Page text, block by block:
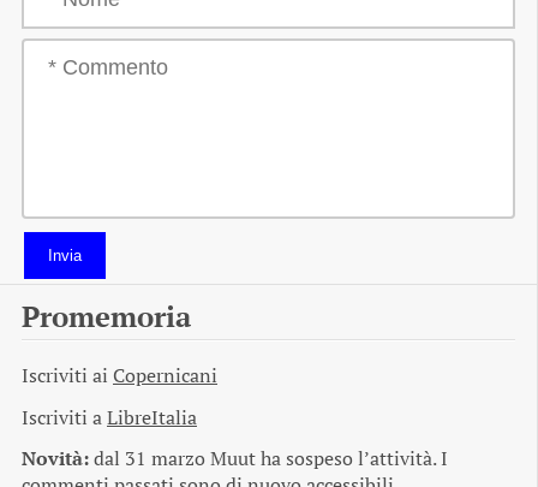
Invia
Promemoria
Iscriviti ai Copernicani
Iscriviti aLibreItalia
Novità:dal 31 marzo Muut ha sospeso l’attività. I